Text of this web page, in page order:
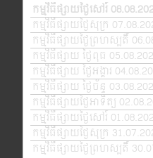
កម្មវិធីផ្សាយថ្ងៃសៅរ៍
កម្មវិធីផ្សាយថ្ងៃសុក្រ
កម្មវិធីផ្សាយថ្ងៃព្រហស្បតិ៍
កម្មវិធីផ្សាយ ថ្ងៃពុធ
កម្មវិធីផ្សាយ ថ្ងៃអង្គារ
កម្មវិធីផ្សាយ ថ្ងៃច័ន្ទ
កម្មវិធីផ្សាយថ្ងៃអាទិត្យ
កម្មវិធីផ្សាយថ្ងៃសៅរ៍
កម្មវិធីផ្សាយថ្ងៃសុក្រ
កម្មវិធីផ្សាយថ្ងៃព្រហស្បតិ៍